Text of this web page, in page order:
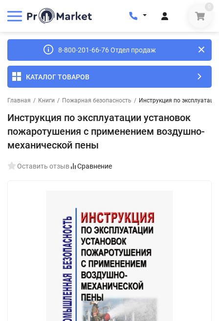
0
8-800-201-66-76 Отдел продаж
КАТАЛОГ ТОВАРОВ
Главная / Книги / Пожарная безопасность / Инструкция по
Инструкция по эксплуатации установок
пожаротушения с применением воздушно-
механической пены
Оставить отзыв Сравнение